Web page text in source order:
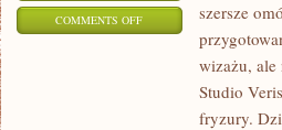
COMMENTS OFFON
PROFESJONALNE
WIZAŻYSTÓW
szersze
wizażu, ale
Studio
fryzury.